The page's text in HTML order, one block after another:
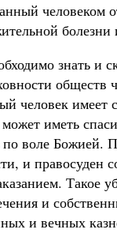
болезни
знать и
человек
иметь
по воле
и правосуден
Такое
и
и вечных